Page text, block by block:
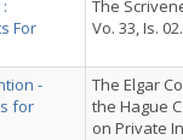
For
The
Vo. 33, Is. 02.
-
for
The Elgar
the Hague
on Private